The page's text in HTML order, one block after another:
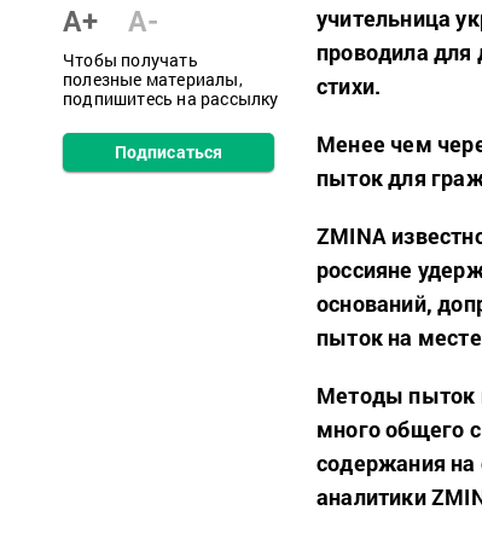
A+ A-
Чтобы получать
полезные материалы,
подпишитесь на рассылку
Подписаться
учительница
проводила для
стихи.
Менее чем
пыток для
ZMINA
россияне
оснований,
пыток на
Методы пыток
много общего
содержания
аналитики